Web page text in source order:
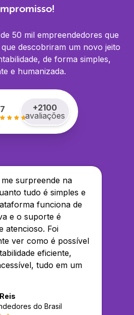
50 mil empreendedores que
descobriram um novo jeito
de forma simples,
e humanizada.
+2100
avaliações
me surpreende na
tudo é simples e
funciona de
e o suporte é
atencioso. Foi
ver como é possível
eficiente,
tudo em um
do Brasil